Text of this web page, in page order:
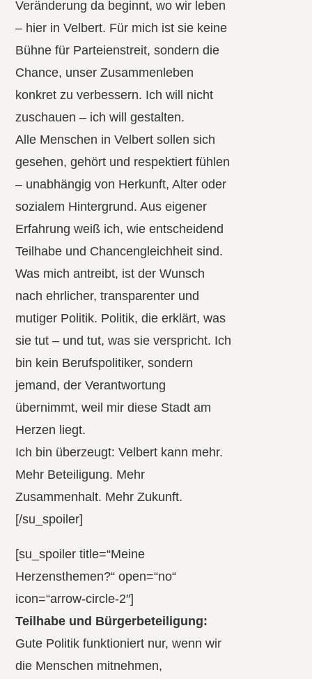
Veränderung da beginnt, wo wir leben
– hier in Velbert. Für mich ist sie keine
Bühne für Parteienstreit, sondern die
Chance, unser Zusammenleben
konkret zu verbessern. Ich will nicht
zuschauen – ich will gestalten.
Alle Menschen in Velbert sollen sich
gesehen, gehört und respektiert fühlen
– unabhängig von Herkunft, Alter oder
sozialem Hintergrund. Aus eigener
Erfahrung weiß ich, wie entscheidend
Teilhabe und Chancengleichheit sind.
Was mich antreibt, ist der Wunsch
nach ehrlicher, transparenter und
mutiger Politik. Politik, die erklärt, was
sie tut – und tut, was sie verspricht. Ich
bin kein Berufspolitiker, sondern
jemand, der Verantwortung
übernimmt, weil mir diese Stadt am
Herzen liegt.
Ich bin überzeugt: Velbert kann mehr.
Mehr Beteiligung. Mehr
Zusammenhalt. Mehr Zukunft.
[/su_spoiler]
[su_spoiler title=“Meine
Herzensthemen?“ open=“no“
icon=“arrow-circle-2″]
Teilhabe und Bürgerbeteiligung:
Gute Politik funktioniert nur, wenn wir
die Menschen mitnehmen,